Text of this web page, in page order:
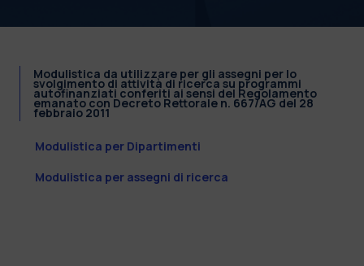
Modulistica da utilizzare per gli assegni per lo
svolgimento di attività di ricerca su programmi
autofinanziati conferiti ai sensi del Regolamento
emanato con Decreto Rettorale n. 667/AG del 28
febbraio 2011
Modulistica per Dipartimenti
Modulistica per assegni di ricerca